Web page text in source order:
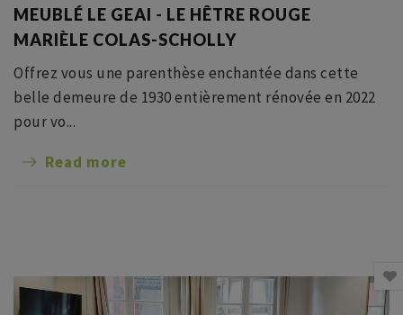
MEUBLÉ LE GEAI - LE HÊTRE ROUGE
MARIÈLE COLAS-SCHOLLY
Offrez vous une parenthèse enchantée dans cette
belle demeure de 1930 entièrement rénovée en 2022
pour vo...
Read more